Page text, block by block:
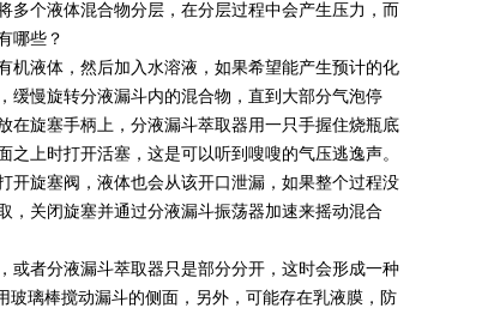
多个液体混合物分层，在分层过程中会产生压力，而
哪些？
液体，然后加入水溶液，如果希望能产生预计的化
缓慢旋转分液漏斗内的混合物，直到大部分气泡停
在旋塞手柄上，分液漏斗萃取器用一只手握住烧瓶底
上时打开活塞，这是可以听到嗖嗖的气压逃逸声。
旋塞阀，液体也会从该开口泄漏，如果整个过程没
，关闭旋塞并通过分液漏斗振荡器加速来摇动混合
者分液漏斗萃取器只是部分分开，这时会形成一种
璃棒搅动漏斗的侧面，另外，可能存在乳液膜，防